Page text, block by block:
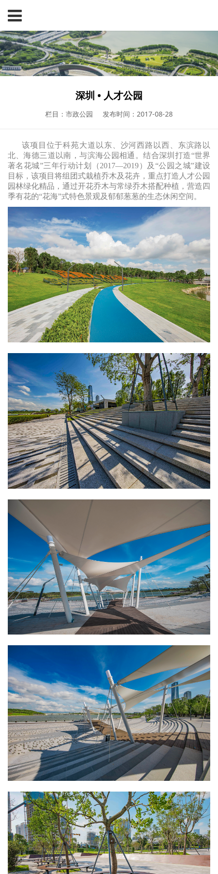
深圳 • 人才公园
栏目：市政公园 发布时间：2017-08-28
该项目位于科苑大道以东、沙河西路以西、东滨路以
北、海德三道以南，与滨海公园相通。结合深圳打造“世界
著名花城”三年行动计划（2017—2019）及 “公园之城”建设
目标，该项目将组团式栽植乔木及花卉，重点打造人才公园
园林绿化精品，通过开花乔木与常绿乔木搭配种植，营造四
季有花的“花海”式特色景观及郁郁葱葱的生态休闲空间。